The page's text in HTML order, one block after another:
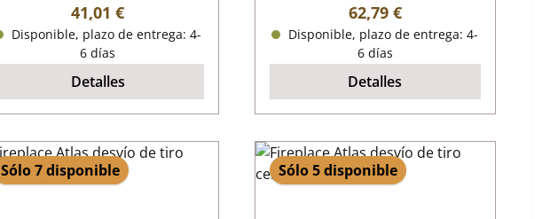
Precio normal:
41,01 €
Disponible, plazo de entrega: 4-
6 días
Detalles
Precio normal:
62,79 €
Disponible, plazo de entrega: 4-
6 días
Detalles
Sólo 7 disponible Sólo 5 disponible